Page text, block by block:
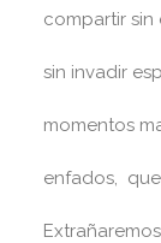
compartir sin
sin invadir
momentos
enfados,